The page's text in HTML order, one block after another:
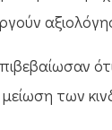
των